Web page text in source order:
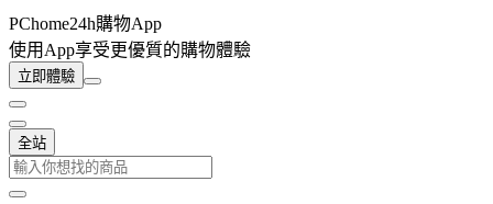
PChome24h購物App
使用App享受更優質的購物體驗
立即體驗
全站